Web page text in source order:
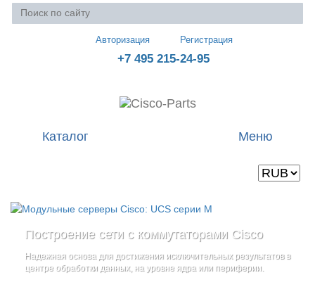
Авторизация Регистрация
+7 495 215-24-95
Меню
Каталог
Построение сети с коммутаторами Cisco
Надежная основа для достижения исключительных результатов в
центре обработки данных, на уровне ядра или периферии.
Стоечные серверы Cisco UCS серии C
Созданы для сокращения общей стоимости владенияи
повышение адаптивности Вашего бизнеса
дополнительные компоненты